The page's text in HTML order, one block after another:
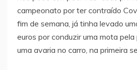
campeonato por ter contraído
fim de semana, já tinha levado
euros por conduzir uma mota
uma avaria no carro, na primeira